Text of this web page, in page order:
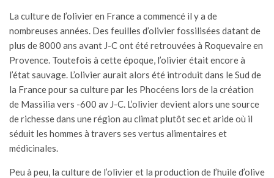
La culture de l’olivier en France a commencé il y a de
nombreuses années. Des feuilles d’olivier fossilisées datant de
plus de 8000 ans avant J-C ont été retrouvées à Roquevaire en
Provence. Toutefois à cette époque, l’olivier était encore à
l’état sauvage. L’olivier aurait alors été introduit dans le Sud de
la France pour sa culture par les Phocéens lors de la création
de Massilia vers -600 av J-C. L’olivier devient alors une source
de richesse dans une région au climat plutôt sec et aride où il
séduit les hommes à travers ses vertus alimentaires et
médicinales.
Peu à peu, la culture de l’olivier et la production de l’huile d’olive